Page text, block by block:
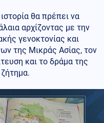
θα πρέπει να
αρχίζοντας με την
γενοκτονίας και
της Μικράς Ασίας, τον
και το δράμα της